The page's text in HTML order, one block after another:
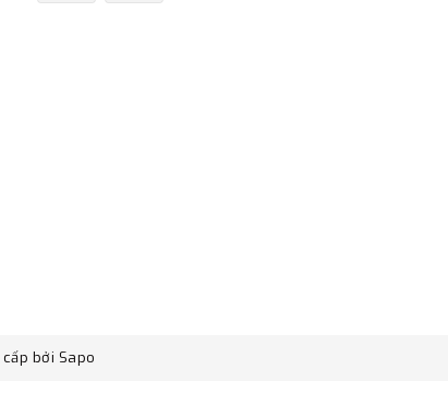
cấp bởi Sapo